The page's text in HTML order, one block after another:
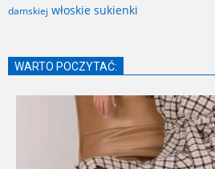
damskiej włoskie sukienki
WARTO POCZYTAĆ: